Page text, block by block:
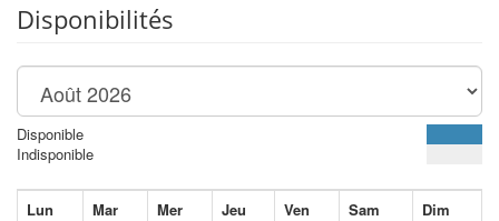
Disponibilités
Disponible
Indisponible
Lun Mar Mer Jeu Ven Sam
Dim